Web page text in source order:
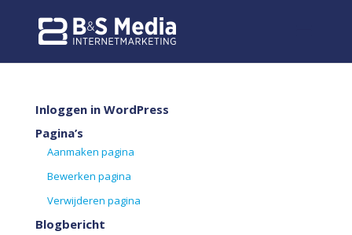
Inloggen in WordPress
Pagina’s
Aanmaken pagina
Bewerken pagina
Verwijderen pagina
Blogbericht